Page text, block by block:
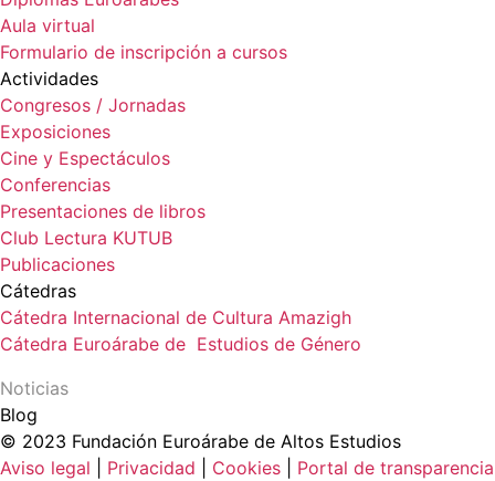
Aula virtual
Formulario de inscripción a cursos
Actividades
Congresos / Jornadas
Exposiciones
Cine y Espectáculos
Conferencias
Presentaciones de libros
Club Lectura KUTUB
Publicaciones
Cátedras
Cátedra Internacional de Cultura Amazigh
Cátedra Euroárabe de Estudios de Género
Noticias
Blog
© 2023 Fundación Euroárabe de Altos Estudios
Aviso legal
Privacidad Cookies
Portal de transparencia